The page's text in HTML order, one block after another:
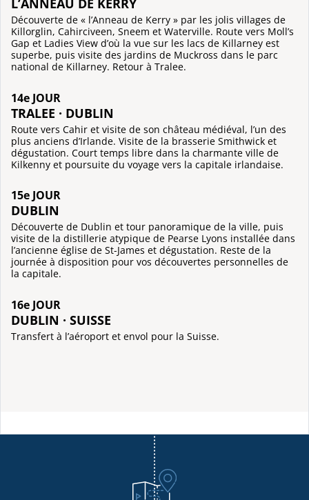
Découverte de « l’Anneau de Kerry » par les jolis villages de
Killorglin, Cahirciveen, Sneem et Waterville. Route vers Moll’s
Gap et Ladies View d’où la vue sur les lacs de Killarney est
superbe, puis visite des jardins de Muckross dans le parc
national de Killarney. Retour à Tralee.
14e JOUR
TRALEE · DUBLIN
Route vers Cahir et visite de son château médiéval, l’un des
plus anciens d’Irlande. Visite de la brasserie Smithwick et
dégustation. Court temps libre dans la charmante ville de
Kilkenny et poursuite du voyage vers la capitale irlandaise.
15e JOUR
DUBLIN
Découverte de Dublin et tour panoramique de la ville, puis
visite de la distillerie atypique de Pearse Lyons installée dans
l’ancienne église de St-James et dégustation. Reste de la
journée à disposition pour vos découvertes personnelles de
la capitale.
16e JOUR
DUBLIN · SUISSE
Transfert à l’aéroport et envol pour la Suisse.